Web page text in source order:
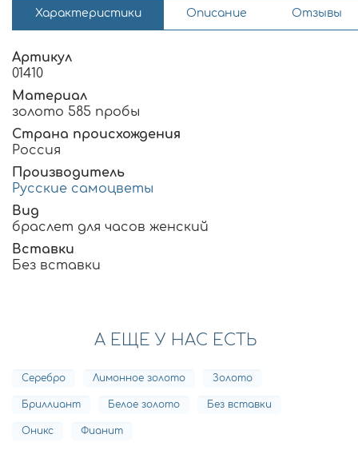
Характеристики Описание Отзывы
Артикул
01410
Материал
золото 585 пробы
Страна происхождения
Россия
Производитель
Русские самоцветы
Вид
браслет для часов женский
Вставки
Без вставки
А ЕЩЕ У НАС ЕСТЬ
Серебро Лимонное золото Золото
Бриллиант Белое золото Без вставки
Оникс Фианит